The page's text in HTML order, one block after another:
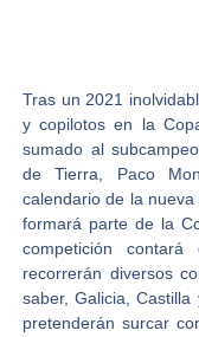
Tras un 2021
y copilotos en la
sumado al
de Tierra, Paco
calendario de la
formará parte de la
competición
recorrerán diversos
saber, Galicia,
pretenderán surcar